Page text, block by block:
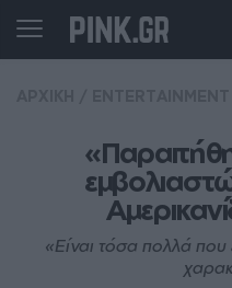
«Είναι τόσα πολλά που